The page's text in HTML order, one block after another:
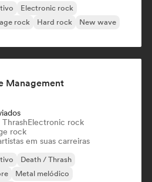
Electronic rock
rock Hard rock
New wave
Management
Electronic rock
rock
em suas carreiras
Death / Thrash
Metal melódico